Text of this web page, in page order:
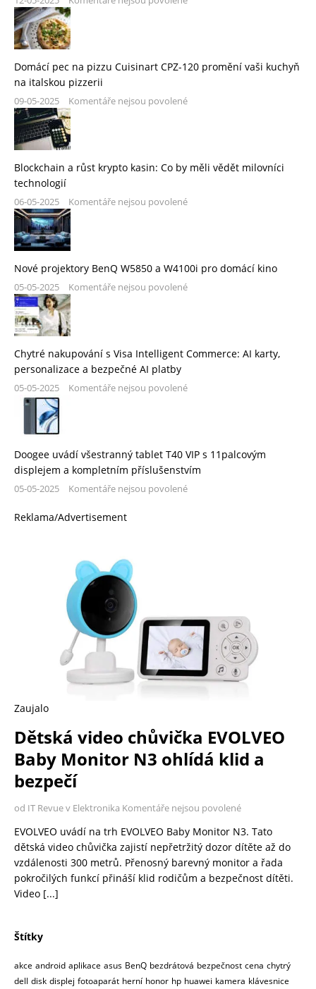
Domácí pec na pizzu Cuisinart CPZ-120 promění vaši kuchyň
na italskou pizzerii
09-05-2025 Komentáře nejsou povolené
Blockchain a růst krypto kasin: Co by měli vědět milovníci
technologií
06-05-2025 Komentáře nejsou povolené
Nové projektory BenQ W5850 a W4100i pro domácí kino
05-05-2025 Komentáře nejsou povolené
Chytré nakupování s Visa Intelligent Commerce: AI karty,
personalizace a bezpečné AI platby
05-05-2025 Komentáře nejsou povolené
Doogee uvádí všestranný tablet T40 VIP s 11palcovým
displejem a kompletním příslušenstvím
05-05-2025 Komentáře nejsou povolené
Reklama/Advertisement
Zaujalo
Dětská video chůvička EVOLVEO
Baby Monitor N3 ohlídá klid a
bezpečí
od IT Revue v Elektronika Komentáře nejsou povolené
EVOLVEO uvádí na trh EVOLVEO Baby Monitor N3. Tato
dětská video chůvička zajistí nepřetržitý dozor dítěte až do
vzdálenosti 300 metrů. Přenosný barevný monitor a řada
pokročilých funkcí přináší klid rodičům a bezpečnost dítěti.
Video [...]
Štítky
akce android aplikace asus BenQ bezdrátová bezpečnost cena chytrý
dell disk displej fotoaparát herní honor hp huawei kamera klávesnice